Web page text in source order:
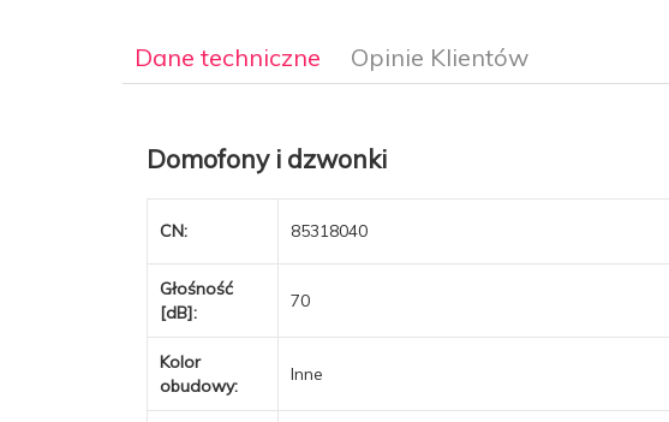
Dane techniczne Opinie Klientów
Domofony i dzwonki
CN: 85318040
Głośność
[dB]:
70
Kolor
obudowy:
Inne